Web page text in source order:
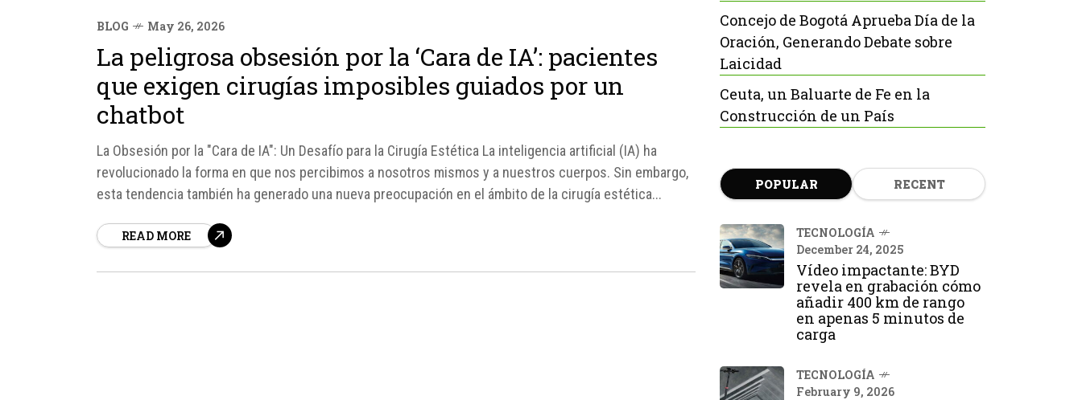
BLOG May 26, 2026
La peligrosa obsesión por la ‘Cara de IA’: pacientes
que exigen cirugías imposibles guiados por un
chatbot
La Obsesión por la "Cara de IA": Un Desafío para la Cirugía Estética La inteligencia artificial (IA) ha
revolucionado la forma en que nos percibimos a nosotros mismos y a nuestros cuerpos. Sin embargo,
esta tendencia también ha generado una nueva preocupación en el ámbito de la cirugía estética...
READ MORE
Concejo de Bogotá Aprueba Día de la
Oración, Generando Debate sobre
Laicidad
Ceuta, un Baluarte de Fe en la
Construcción de un País
POPULAR RECENT
TECNOLOGÍA
December 24, 2025
Vídeo impactante: BYD
revela en grabación cómo
añadir 400 km de rango
en apenas 5 minutos de
carga
TECNOLOGÍA
February 9, 2026